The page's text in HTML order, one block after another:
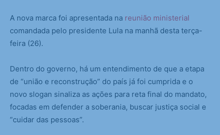
A nova marca foi apresentada na reunião ministerial
comandada pelo presidente Lula na manhã desta terça-
feira (26).
Dentro do governo, há um entendimento de que a etapa
de “união e reconstrução” do país já foi cumprida e o
novo slogan sinaliza as ações para reta final do mandato,
focadas em defender a soberania, buscar justiça social e
“cuidar das pessoas”.